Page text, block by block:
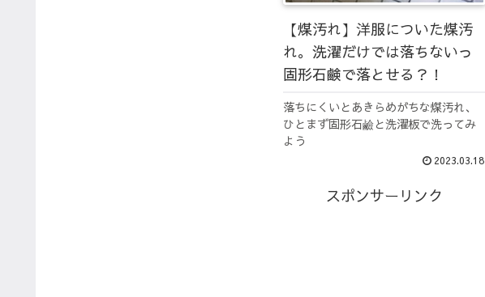
【煤汚れ】洋服についた煤汚
れ。洗濯だけでは落ちないっ
固形石鹸で落とせる？！
落ちにくいとあきらめがちな煤汚れ、
ひとまず固形石鹼と洗濯板で洗ってみ
よう
2023.03.18
スポンサーリンク